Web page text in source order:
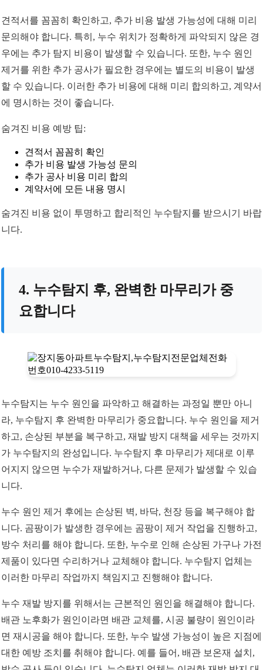
견적서를 꼼꼼히 확인하고, 추가 비용 발생 가능성에 대해 미리
문의해야 합니다. 특히, 누수 위치가 정확하게 파악되지 않은 경
우에는 추가 탐지 비용이 발생할 수 있습니다. 또한, 누수 원인
제거를 위한 추가 공사가 필요한 경우에는 별도의 비용이 발생
할 수 있습니다. 이러한 추가 비용에 대해 미리 합의하고, 계약서
에 명시하는 것이 좋습니다.
숨겨진 비용 예방 팁:
견적서 꼼꼼히 확인
추가 비용 발생 가능성 문의
추가 공사 비용 미리 합의
계약서에 모든 내용 명시
숨겨진 비용 없이 투명하고 합리적인 누수탐지를 받으시기 바랍
니다.
4. 누수탐지 후, 완벽한 마무리가 중
요합니다
누수탐지는 누수 원인을 파악하고 해결하는 과정일 뿐만 아니
라, 누수탐지 후 완벽한 마무리가 중요합니다. 누수 원인을 제거
하고, 손상된 부분을 복구하고, 재발 방지 대책을 세우는 것까지
가 누수탐지의 완성입니다. 누수탐지 후 마무리가 제대로 이루
어지지 않으면 누수가 재발하거나, 다른 문제가 발생할 수 있습
니다.
누수 원인 제거 후에는 손상된 벽, 바닥, 천장 등을 복구해야 합
니다. 곰팡이가 발생한 경우에는 곰팡이 제거 작업을 진행하고,
방수 처리를 해야 합니다. 또한, 누수로 인해 손상된 가구나 가전
제품이 있다면 수리하거나 교체해야 합니다. 누수탐지 업체는
이러한 마무리 작업까지 책임지고 진행해야 합니다.
누수 재발 방지를 위해서는 근본적인 원인을 해결해야 합니다.
배관 노후화가 원인이라면 배관 교체를, 시공 불량이 원인이라
면 재시공을 해야 합니다. 또한, 누수 발생 가능성이 높은 지점에
대한 예방 조치를 취해야 합니다. 예를 들어, 배관 보온재 설치,